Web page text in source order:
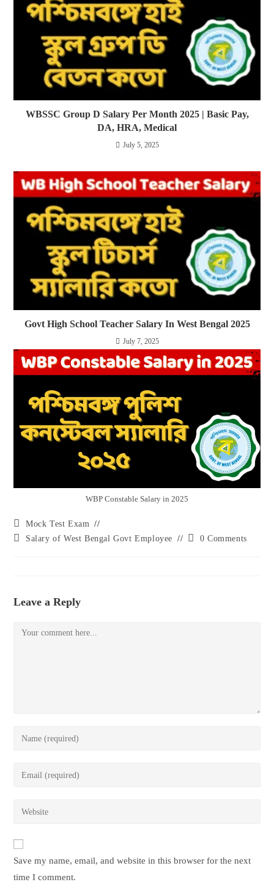
WBSSC Group D Salary Per Month 2025 | Basic Pay,
DA, HRA, Medical
July 5, 2025
Govt High School Teacher Salary In West Bengal 2025
July 7, 2025
WBP Constable Salary in 2025
Mock Test Exam
Salary of West Bengal Govt Employee
0 Comments
Leave a Reply
Save my name, email, and website in this browser for the next
time I comment.